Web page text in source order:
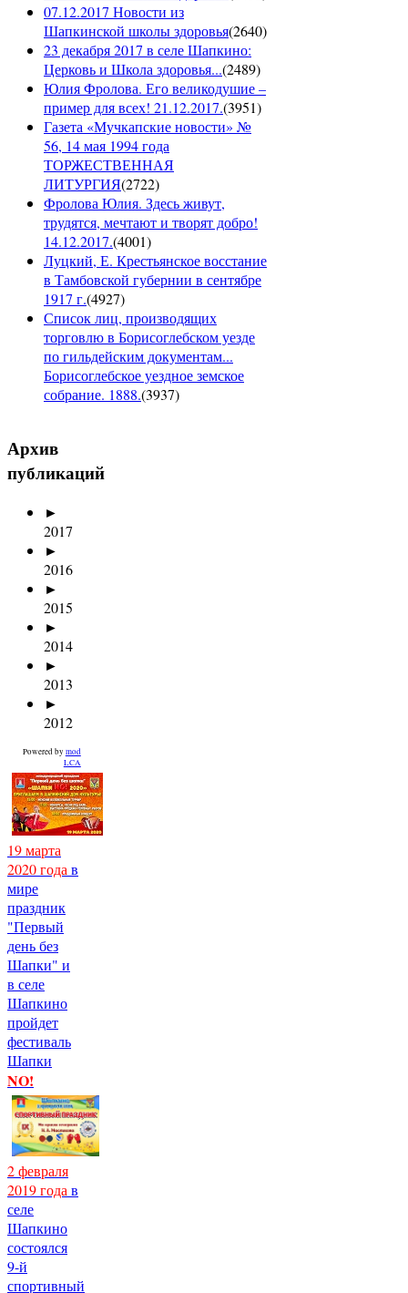
07.12.2017 Новости из
Шапкинской школы здоровья(2640)
23 декабря 2017 в селе Шапкино:
Церковь и Школа здоровья...(2489)
Юлия Фролова. Его великодушие –
пример для всех! 21.12.2017.(3951)
Газета «Мучкапские новости» №
56, 14 мая 1994 года
ТОРЖЕСТВЕННАЯ
ЛИТУРГИЯ(2722)
Фролова Юлия. Здесь живут,
трудятся, мечтают и творят добро!
14.12.2017.(4001)
Луцкий, Е. Крестьянское восстание
в Тамбовской губернии в сентябре
1917 г.(4927)
Список лиц, производящих
торговлю в Борисоглебском уезде
по гильдейским документам...
Борисоглебское уездное земское
собрание. 1888.(3937)
Архив
публикаций
►
2017
►
2016
►
2015
►
2014
►
2013
►
2012
Powered by mod
LCA
19 марта
2020 года в
мире
праздник
"Первый
день без
Шапки" и
в селе
Шапкино
пройдет
фестиваль
Шапки
NO!
2 февраля
2019 года в
селе
Шапкино
состоялся
9-й
спортивный